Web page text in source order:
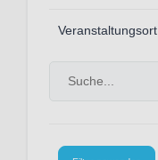
Veranstaltungsort